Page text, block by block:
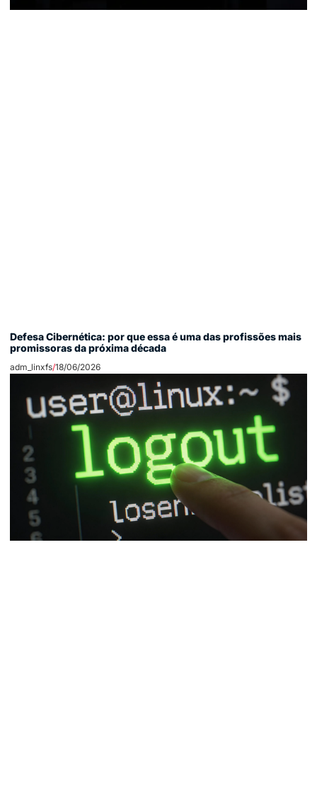
Defesa Cibernética: por que essa é uma das profissões mais
promissoras da próxima década
adm_linxfs 18/06/2026